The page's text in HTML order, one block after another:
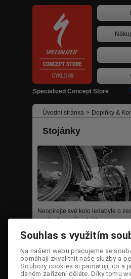
Specialized Concept Store
Úvodní stránka > Doplňky &
Stojánky
Neopírejte své kolo ledabyle o
stojánek z naší nabídky.
Tabulkové zobrazení
Řadit dle:
Specifikace:
Souhlas s využitím
Na našem webu pracujeme se
pomáhají zkvalitnit naše služby a
Soubory cookies si pamatují, co a
daném zařízení děláte. Díky tomu
Souhlas s využitím
Na našem webu pracujeme se
pomáhají zkvalitnit naše služby a
Soubory cookies si pamatují, co a
daném zařízení děláte. Díky tomu